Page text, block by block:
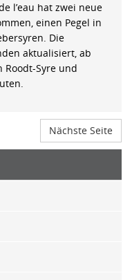
l’eau hat zwei neue
einen Pegel in
Die
aktualisiert, ab
Roodt-Syre und
Nächste Seite